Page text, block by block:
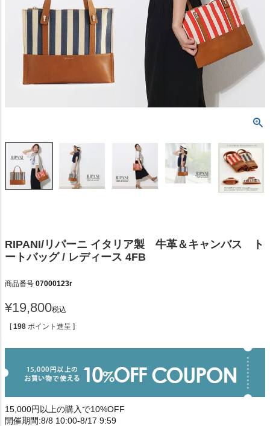
RIPANI/リパーニ イタリア製 牛革＆キャンバス ト
ートバッグ / レディース 4FB
商品番号 07000123r
¥19,800税込
[ 198 ポイント進呈 ]
15,000円以上の購入で10%OFF
開催期間:8/8 10:00-8/17 9:59